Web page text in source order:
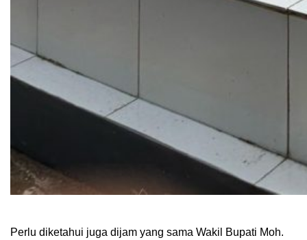
Perlu diketahui juga dijam yang sama Wakil Bupati Moh.